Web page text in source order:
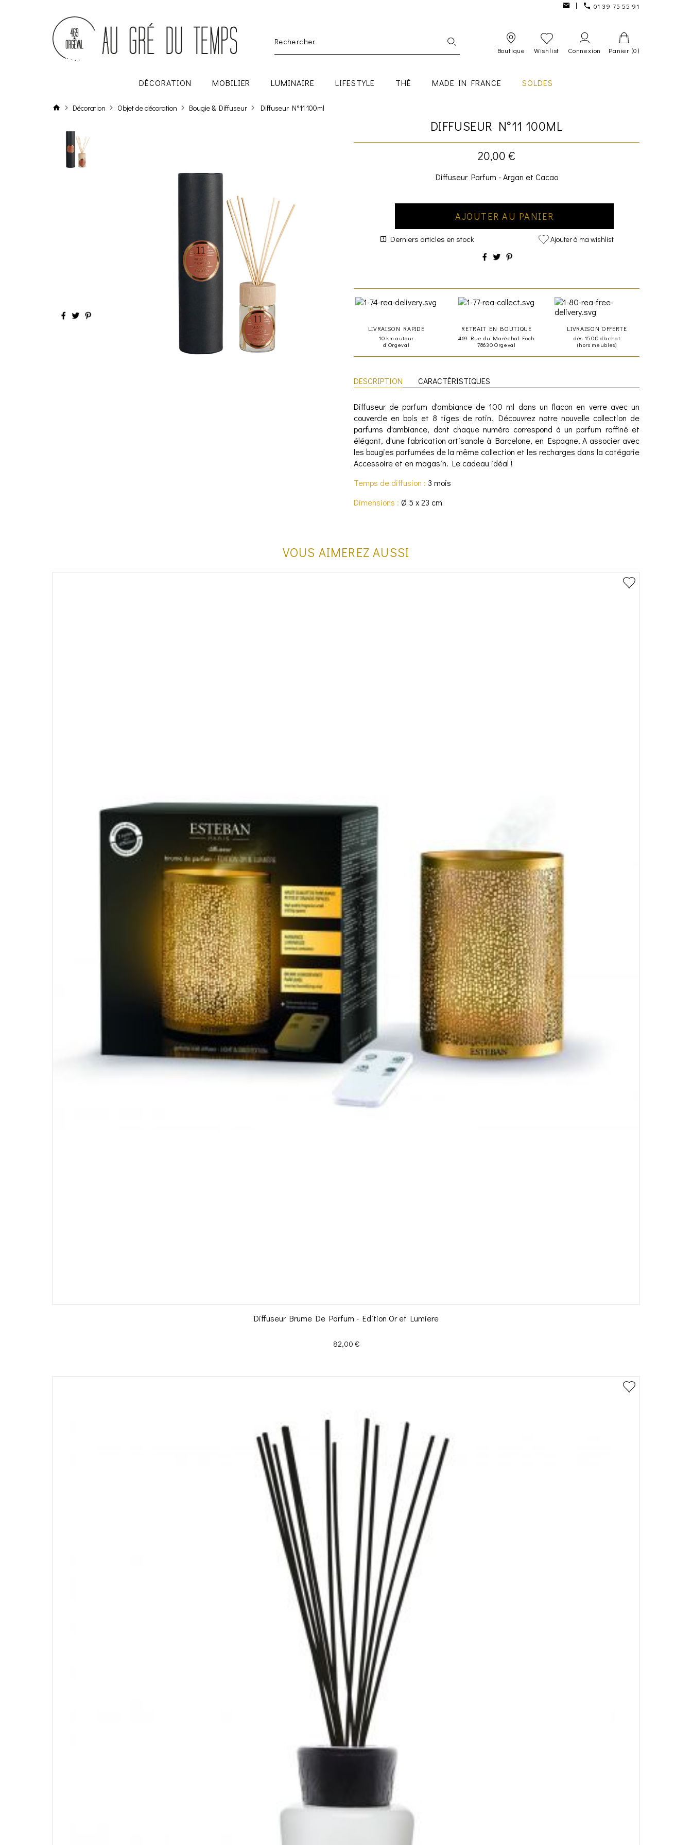
01 39 75 55 91
Boutique Wishlist Connexion Panier (0)
DÉCORATION MOBILIER LUMINAIRE LIFESTYLE THÉ MADE IN FRANCE SOLDES
Décoration Objet de décoration Bougie & Diffuseur Diffuseur N°11 100ml
DIFFUSEUR N°11 100ML
20,00 €
Diffuseur Parfum - Argan et Cacao
AJOUTER AU PANIER
Derniers articles en stock Ajouter à ma wishlist
LIVRAISON RAPIDE
10 km autour
d'Orgeval
RETRAIT EN BOUTIQUE
469 Rue du Maréchal Foch
78630 Orgeval
LIVRAISON OFFERTE
dès 150€ d'achat
(hors meubles)
DESCRIPTION CARACTÉRISTIQUES
Diffuseur de parfum d'ambiance de 100 ml dans un flacon en verre avec un
couvercle en bois et 8 tiges de rotin. Découvrez notre nouvelle collection de
parfums d'ambiance, dont chaque numéro correspond à un parfum raffiné et
élégant, d'une fabrication artisanale à Barcelone, en Espagne. A associer avec
les bougies parfumées de la même collection et les recharges dans la catégorie
Accessoire et en magasin. Le cadeau idéal !
Temps de diffusion : 3 mois
Dimensions : Ø 5 x 23 cm
VOUS AIMEREZ AUSSI
Diffuseur Brume De Parfum - Edition Or et Lumiere
Prix
82,00 €